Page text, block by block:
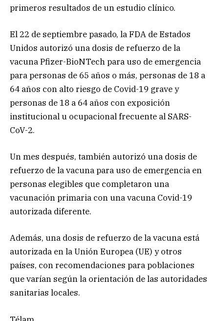
primeros resultados de un estudio clínico.
El 22 de septiembre pasado, la FDA de Estados
Unidos autorizó una dosis de refuerzo de la
vacuna Pfizer-BioNTech para uso de emergencia
para personas de 65 años o más, personas de 18 a
64 años con alto riesgo de Covid-19 grave y
personas de 18 a 64 años con exposición
institucional u ocupacional frecuente al SARS-
CoV-2.
Un mes después, también autorizó una dosis de
refuerzo de la vacuna para uso de emergencia en
personas elegibles que completaron una
vacunación primaria con una vacuna Covid-19
autorizada diferente.
Además, una dosis de refuerzo de la vacuna está
autorizada en la Unión Europea (UE) y otros
países, con recomendaciones para poblaciones
que varían según la orientación de las autoridades
sanitarias locales.